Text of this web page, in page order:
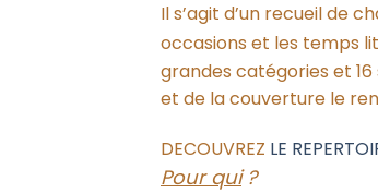
Il s’agit d’un recueil de
occasions et les temps
grandes catégories et
et de la couverture le
DECOUVREZ LE
Pour qui?